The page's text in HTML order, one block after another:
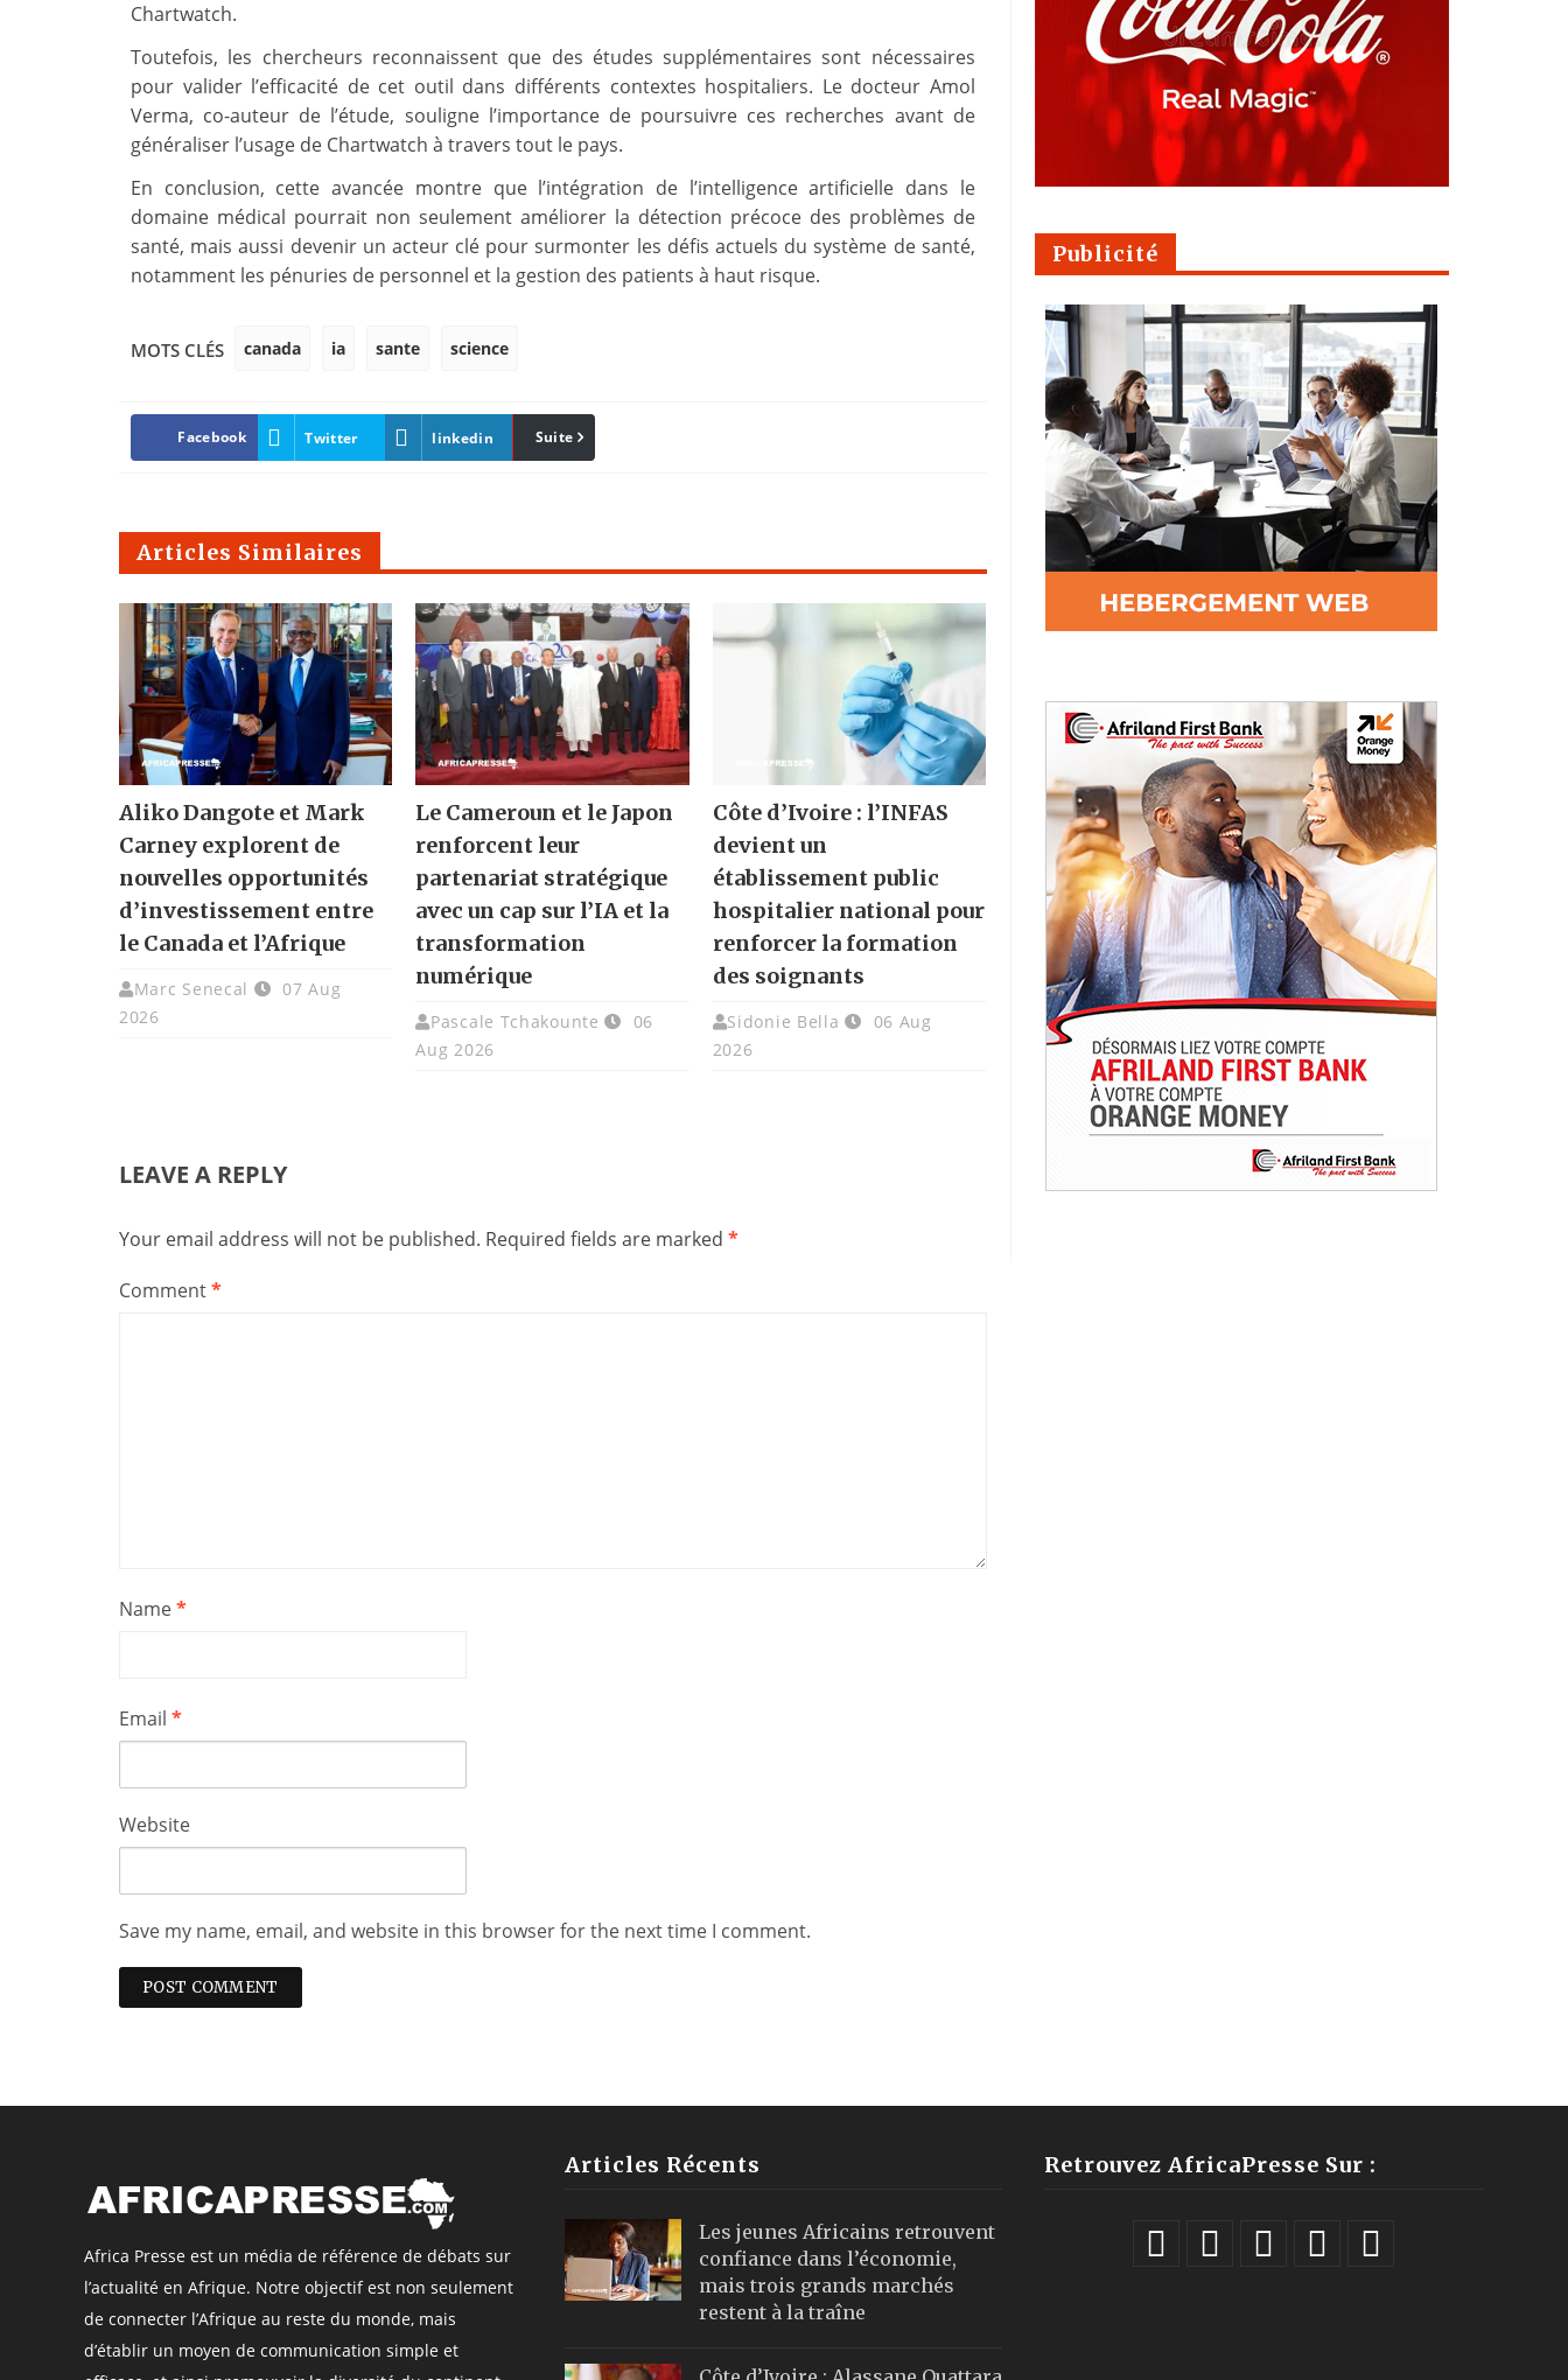
Chartwatch.
Toutefois, les chercheurs reconnaissent que des études supplémentaires sont nécessaires
pour valider l’efficacité de cet outil dans différents contextes hospitaliers. Le docteur Amol
Verma, co-auteur de l’étude, souligne l’importance de poursuivre ces recherches avant de
généraliser l’usage de Chartwatch à travers tout le pays.
En conclusion, cette avancée montre que l’intégration de l’intelligence artificielle dans le
domaine médical pourrait non seulement améliorer la détection précoce des problèmes de
santé, mais aussi devenir un acteur clé pour surmonter les défis actuels du système de santé,
notamment les pénuries de personnel et la gestion des patients à haut risque.
MOTS CLÉS canada ia sante science
Facebook Twitter linkedin Pinterest
Suite
Articles Similaires
Aliko Dangote et Mark
Carney explorent de
nouvelles opportunités
d’investissement entre
le Canada et l’Afrique
Marc Senecal
07 Aug
2026
Le Cameroun et le Japon
renforcent leur
partenariat stratégique
avec un cap sur l’IA et la
transformation
numérique
Pascale Tchakounte
06
Aug 2026
Côte d’Ivoire : l’INFAS
devient un
établissement public
hospitalier national pour
renforcer la formation
des soignants
Sidonie Bella
06 Aug
2026
LEAVE A REPLY
Your email address will not be published. Required fields are marked *
Comment*
Name*
Email *
Website
Save my name, email, and website in this browser for the next time I comment.
Publicité
Africa Presse est un média de référence de débats sur
l’actualité en Afrique. Notre objectif est non seulement
de connecter l’Afrique au reste du monde, mais
d’établir un moyen de communication simple et
Articles Récents
Les jeunes Africains retrouvent
confiance dans l’économie,
mais trois grands marchés
restent à la traîne
Retrouvez AfricaPresse Sur :